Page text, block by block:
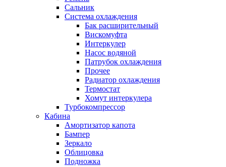
Сальник
Система охлаждения
Бак расширительный
Вискомуфта
Интеркулер
Насос водяной
Патрубок охлаждения
Прочее
Радиатор охлаждения
Термостат
Хомут интеркулера
Турбокомпрессор
Кабина
Амортизатор капота
Бампер
Зеркало
Облицовка
Подножка